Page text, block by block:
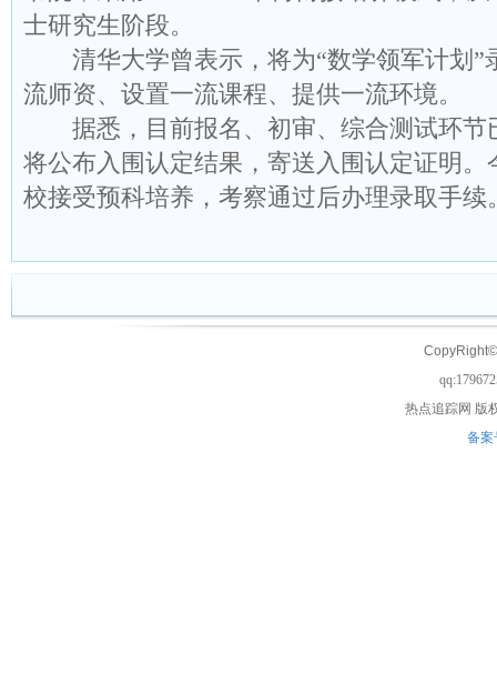
士研究生阶段。
清华大学曾表示，将为“数学领军计划”
流师资、设置一流课程、提供一流环境。
据悉，目前报名、初审、综合测试环节
将公布入围认定结果，寄送入围认定证明。
校接受预科培养，考察通过后办理录取手续
热点追踪网 版
备案